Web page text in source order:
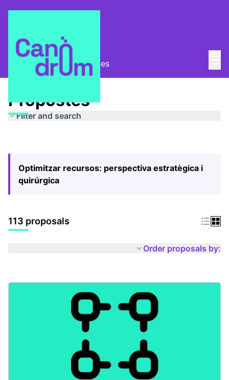
Pla Estratègic Propostes
Propostes
Filter and search
Optimitzar recursos: perspectiva estratègica i
quirúrgica
113 proposals
Order proposals by: